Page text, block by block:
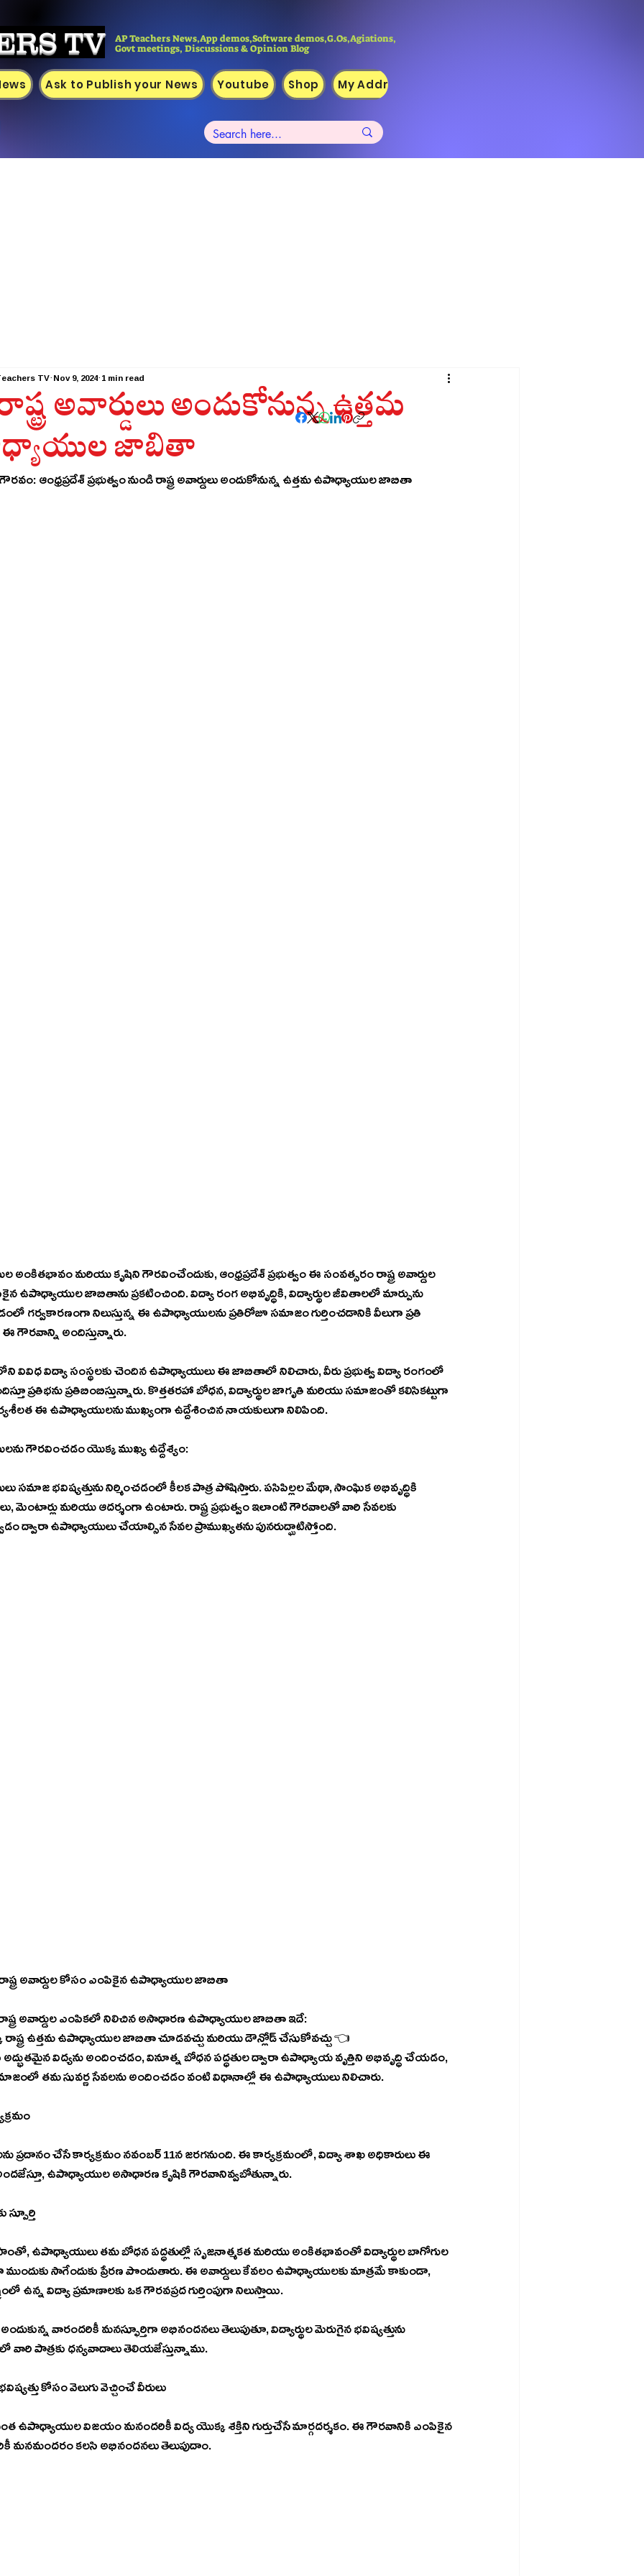
Ask to Publish your News Youtube Shop My Addresses
TV
AP Teachers News,App demos,Software demos,G.Os,Agiations,
Govt meetings, Discussions & Opinion Blog
అవార్డులు అందుకోనున్న ఉత్తమ
జాబితా
TV Nov 9, 2024 1 min read
ఆంధ్రప్రదేశ్ ప్రభుత్వం నుండి రాష్ట్ర అవార్డులు అందుకోనున్న ఉత్తమ ఉపాధ్యాయుల జాబితా
మరియు కృషిని గౌరవించేందుకు, ఆంధ్రప్రదేశ్ ప్రభుత్వం ఈ సంవత్సరం రాష్ట్ర అవార్డుల
ఉపాధ్యాయుల జాబితాను ప్రకటించింది. విద్యా రంగ అభివృద్ధికి, విద్యార్థుల జీవితాలలో మార్పును
గర్వకారణంగా నిలుస్తున్న ఈ ఉపాధ్యాయులను ప్రతిరోజూ సమాజం గుర్తించడానికి వీలుగా ప్రతి
గౌరవాన్ని అందిస్తున్నారు.
ప్రతిభను ప్రతిబింబిస్తున్నారు. కొత్తతరహా బోధన, విద్యార్థుల జాగృతి మరియు సమాజంతో కలిసికట్టుగా
ఈ ఉపాధ్యాయులను ముఖ్యంగా ఉద్దేశించిన నాయకులుగా నిలిపింది.
గౌరవించడం యొక్క ముఖ్య ఉద్దేశ్యం:
సమాజ భవిష్యత్తును నిర్మించడంలో కీలక పాత్ర పోషిస్తారు. పసిపిల్లల మేథా, సాంఘిక అభివృద్ధికి
మెంటార్లు మరియు ఆదర్శంగా ఉంటారు. రాష్ట్ర ప్రభుత్వం ఇలాంటి గౌరవాలతో వారి సేవలకు
ద్వారా ఉపాధ్యాయులు చేయాల్సిన సేవల ప్రాముఖ్యతను పునరుద్ఘాటిస్తోంది.
రాష్ట్ర అవార్డుల కోసం ఎంపికైన ఉపాధ్యాయుల జాబితా
అవార్డుల ఎంపికలో నిలిచిన అసాధారణ ఉపాధ్యాయుల జాబితా ఇదే:
రాష్ట్ర ఉత్తమ ఉపాధ్యాయుల జాబితా చూడవచ్చు మరియు డౌన్లోడ్ చేసుకోవచ్చు 👈
అద్భుతమైన విద్యను అందించడం, వినూత్న బోధన పద్ధతుల ద్వారా ఉపాధ్యాయ వృత్తిని అభివృద్ధి చేయడం,
తమ సువర్ణ సేవలను అందించడం వంటి విధానాల్లో ఈ ఉపాధ్యాయులు నిలిచారు.
ప్రదానం చేసే కార్యక్రమం నవంబర్ 11న జరగనుంది. ఈ కార్యక్రమంలో, విద్యా శాఖ అధికారులు ఈ
ఉపాధ్యాయుల అసాధారణ కృషికి గౌరవానివ్వబోతున్నారు.
స్పూర్తి
ఉపాధ్యాయులు తమ బోధన పద్ధతుల్లో సృజనాత్మకత మరియు అంకితభావంతో విద్యార్థుల బాగోగుల
సాగేందుకు ప్రేరణ పొందుతారు. ఈ అవార్డులు కేవలం ఉపాధ్యాయులకు మాత్రమే కాకుండా,
ఉన్న విద్యా ప్రమాణాలకు ఒక గౌరవప్రద గుర్తింపుగా నిలుస్తాయి.
వారందరికీ మనస్ఫూర్తిగా అభినందనలు తెలుపుతూ, విద్యార్థుల మెరుగైన భవిష్యత్తును
వారి పాత్రకు ధన్యవాదాలు తెలియజేస్తున్నాము.
కోసం వెలుగు వెచ్చించే వీరులు
ఉపాధ్యాయుల విజయం మనందరికీ విద్య యొక్క శక్తిని గుర్తుచేసే మార్గదర్శకం. ఈ గౌరవానికి ఎంపికైన
మనమందరం కలసి అభినందనలు తెలుపుదాం.